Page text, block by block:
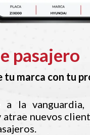
pasajero
tu marca con tu
a la vanguardia,
atrae nuevos